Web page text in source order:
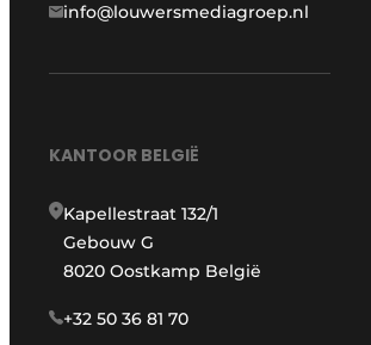
info@louwersmediagroep.nl
KANTOOR BELGIË
Kapellestraat 132/1
Gebouw G
8020 Oostkamp België
+32 50 36 81 70